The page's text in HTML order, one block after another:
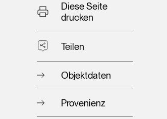
Diese Seite
drucken
Teilen
Objektdaten
Provenienz